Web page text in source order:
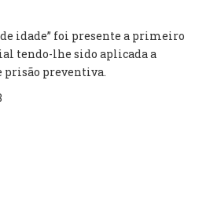
de idade” foi presente a primeiro
tendo-lhe sido aplicada a
prisão preventiva.